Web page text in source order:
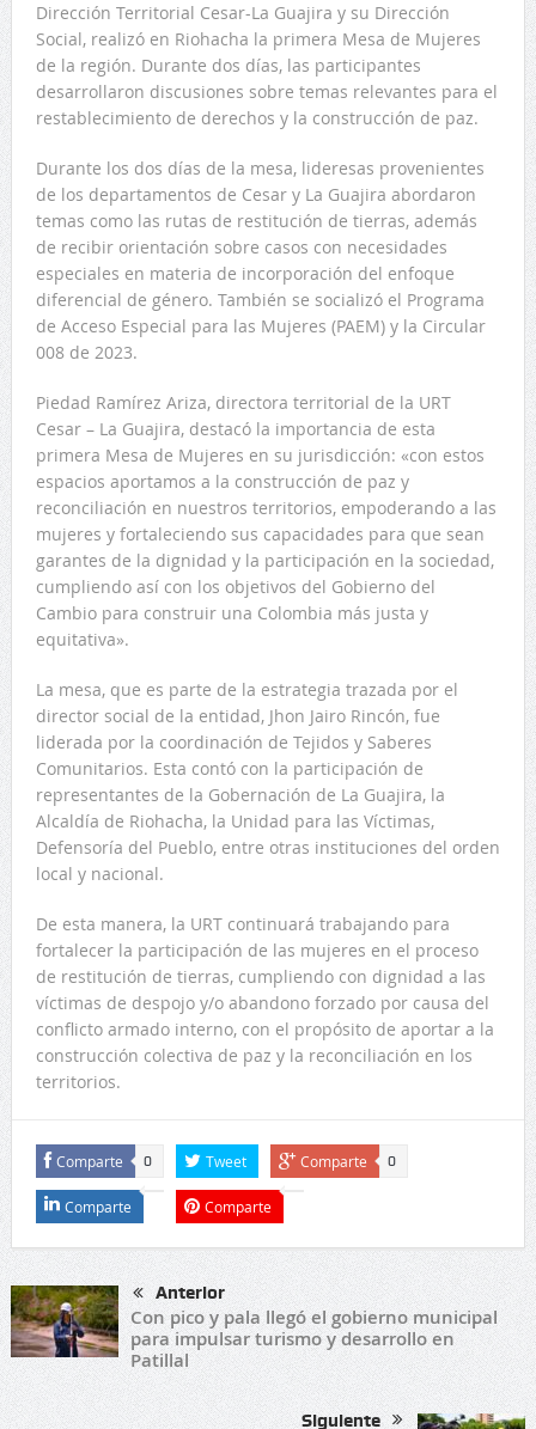
Dirección Territorial Cesar-La Guajira y su Dirección
Social, realizó en Riohacha la primera Mesa de Mujeres
de la región. Durante dos días, las participantes
desarrollaron discusiones sobre temas relevantes para el
restablecimiento de derechos y la construcción de paz.
Durante los dos días de la mesa, lideresas provenientes
de los departamentos de Cesar y La Guajira abordaron
temas como las rutas de restitución de tierras, además
de recibir orientación sobre casos con necesidades
especiales en materia de incorporación del enfoque
diferencial de género. También se socializó el Programa
de Acceso Especial para las Mujeres (PAEM) y la Circular
008 de 2023.
Piedad Ramírez Ariza, directora territorial de la URT
Cesar – La Guajira, destacó la importancia de esta
primera Mesa de Mujeres en su jurisdicción: «con estos
espacios aportamos a la construcción de paz y
reconciliación en nuestros territorios, empoderando a las
mujeres y fortaleciendo sus capacidades para que sean
garantes de la dignidad y la participación en la sociedad,
cumpliendo así con los objetivos del Gobierno del
Cambio para construir una Colombia más justa y
equitativa».
La mesa, que es parte de la estrategia trazada por el
director social de la entidad, Jhon Jairo Rincón, fue
liderada por la coordinación de Tejidos y Saberes
Comunitarios. Esta contó con la participación de
representantes de la Gobernación de La Guajira, la
Alcaldía de Riohacha, la Unidad para las Víctimas,
Defensoría del Pueblo, entre otras instituciones del orden
local y nacional.
De esta manera, la URT continuará trabajando para
fortalecer la participación de las mujeres en el proceso
de restitución de tierras, cumpliendo con dignidad a las
víctimas de despojo y/o abandono forzado por causa del
conflicto armado interno, con el propósito de aportar a la
construcción colectiva de paz y la reconciliación en los
territorios.
Comparte 0 Tweet Comparte 0
Comparte Comparte
Anterior
Con pico y pala llegó el gobierno municipal
para impulsar turismo y desarrollo en
Patillal
Siguiente